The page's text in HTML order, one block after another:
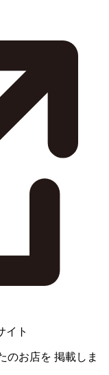
イト
のお店を 掲載しま